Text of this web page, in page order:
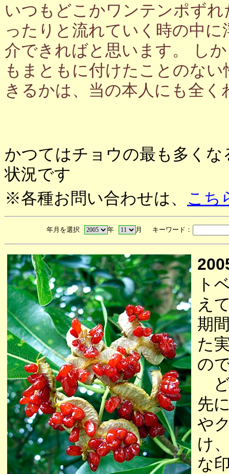
いつもどこかワンテンポず
ったりと流れていく時の中
介できればと思います。 し
もまともに付けたことのな
きるかは、当の本人にも全く
かつてはチョウの最も多く
状況です
※各種お問い合わせは、 こち
年月を選択 年 月 キーワード：
ト
え
期
た
の
ど
先
や
け
な